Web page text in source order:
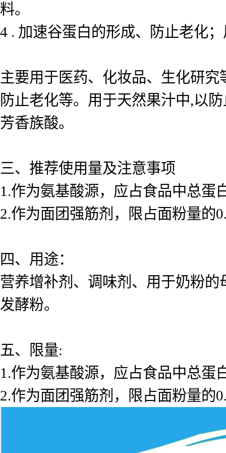
料。
4 . 加速谷蛋白的形成、防止老化
主要用于医药、化妆品、生化研
防止老化等。用于天然果汁中,以
芳香族酸。
三、推荐使用量及注意事项
1.作为氨基酸源，应占食品中总蛋
2.作为面团强筋剂，限占面粉量的
四、用途：
营养增补剂、调味剂、用于奶粉
发酵粉。
五、限量:
1.作为氨基酸源，应占食品中总蛋
2.作为面团强筋剂，限占面粉量的